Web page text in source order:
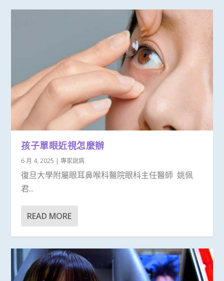
孩子單眼近視怎麼辦
6 月 4, 2025 |專家說病
復旦大學附屬眼耳鼻喉科醫院眼科主任醫師 姚佩
君...
READ MORE